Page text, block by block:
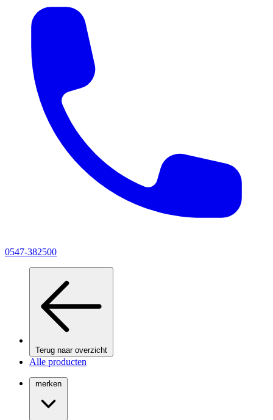
0547-382500
Terug naar overzicht
Alle producten
merken